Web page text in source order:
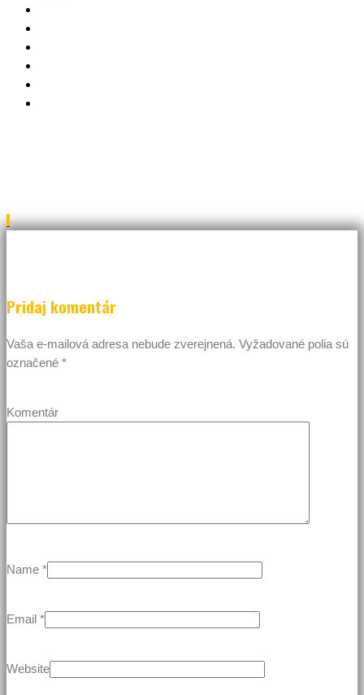
Pridaj komentár
Vaša e-mailová adresa nebude zverejnená. Vyžadované polia sú
označené *
Komentár
Name *
Email *
Website